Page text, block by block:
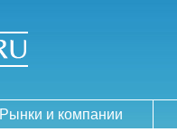
Рынки и компании